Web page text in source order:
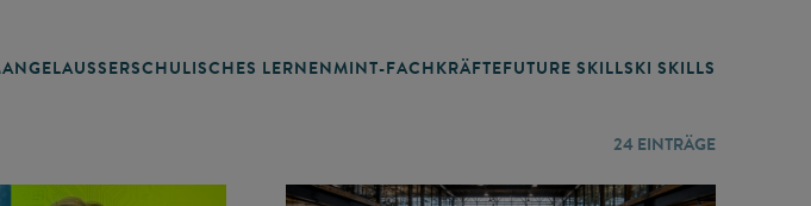
AUSSERSCHULISCHES LERNEN MINT-FACHKRÄFTEFUTURE SKILLSKI SKILLS
24 EINTRÄGE